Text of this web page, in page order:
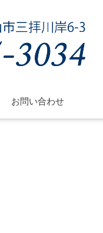
お問い合わせ